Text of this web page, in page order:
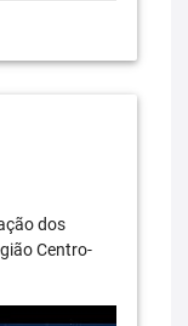
dos
Centro-